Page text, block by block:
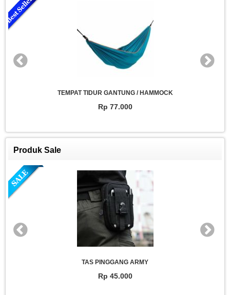
TEMPAT TIDUR GANTUNG / HAMMOCK
Rp 77.000
Produk Sale
TAS PINGGANG ARMY
Rp 45.000